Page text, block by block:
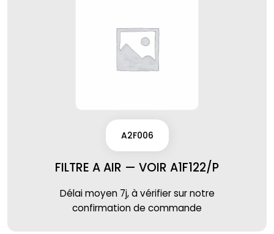
A2F006
FILTRE A AIR — VOIR A1F122/P
Délai moyen 7j, à vérifier sur notre
confirmation de commande